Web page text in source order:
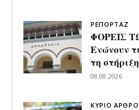
ΡΕΠΟΡΤΑΖ
ΦΟΡΕΙΣ
Ενώνουν
τη
08.08.2026
ΚΥΡΙΟ ΑΡΘΡΟ